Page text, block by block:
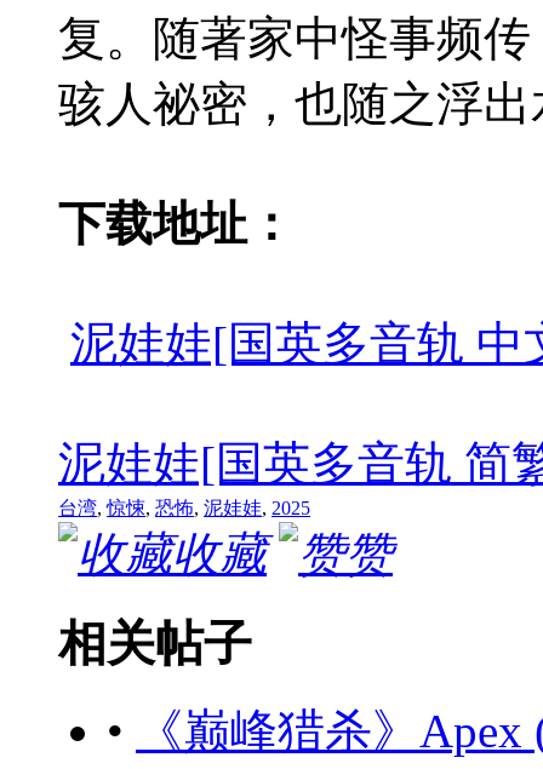
复。随著家中怪事频
骇人祕密，也随之浮
下载地址：
泥娃娃[国英多音轨 中
泥娃娃[国英多音轨 简
台湾,惊悚, 恐怖, 泥娃娃, 2025
收藏 赞
相关帖子
•
《巅峰猎杀》